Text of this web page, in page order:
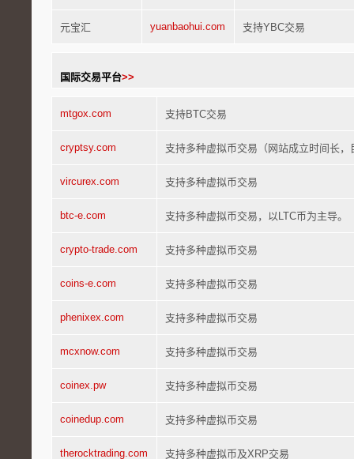
元宝汇 yuanbaohui.com 支持YBC交易
国际交易平台>>
mtgox.com 支持BTC交易
cryptsy.com 支持多种虚拟币交易（网站成立时间长
vircurex.com 支持多种虚拟币交易
btc-e.com 支持多种虚拟币交易，以LTC币为主导。
crypto-trade.com 支持多种虚拟币交易
coins-e.com 支持多种虚拟币交易
phenixex.com 支持多种虚拟币交易
mcxnow.com 支持多种虚拟币交易
coinex.pw 支持多种虚拟币交易
coinedup.com 支持多种虚拟币交易
therocktrading.com 支持多种虚拟币及XRP交易